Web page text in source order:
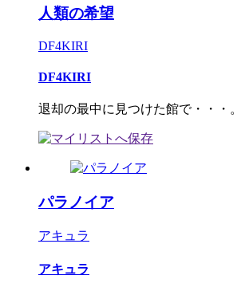
人類の希望
DF4KIRI
DF4KIRI
退却の最中に見つけた館で・・・。
パラノイア
アキュラ
アキュラ